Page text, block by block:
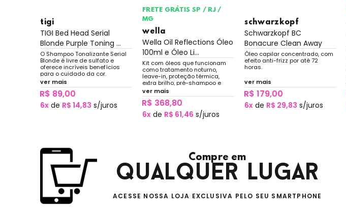
tigi
TIGI Bed Head Serial
Blonde Purple Toning ...
O Shampoo Tonalizante Serial
Blonde é livre de sulfato e
oferece incríveis benefícios
para o cuidado da cor.
ver mais
R$ 89,00
6x de R$ 14,83 s/juros
FRETE GRÁTIS SP / RJ /
MG
wella
Wella Oil Reflections Óleo
100ml e Óleo Li...
Kit com óleos que funcionam
como tratamento noturno,
leave-in, proteção térmica,
extra brilho, pré-shampoo e
pré-tratamento para processos
químicos. Finalização nutritiva
para os cabelos.
ver mais
R$ 368,80
6x de R$ 61,46 s/juros
schwarzkopf
Schwarzkopf BC
Bonacure Clean Away
Babassu...
Óleo capilar concentrado, com
efeito anti-frizz por até 72
horas.
ver mais
R$ 179,00
6x de R$ 29,83 s/juros
Compre em
qualquer lugar
ACESSE NOSSA LOJA EXCLUSIVA PELO SEU SMARTPHONE